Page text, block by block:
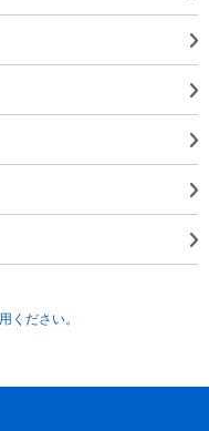
ください。